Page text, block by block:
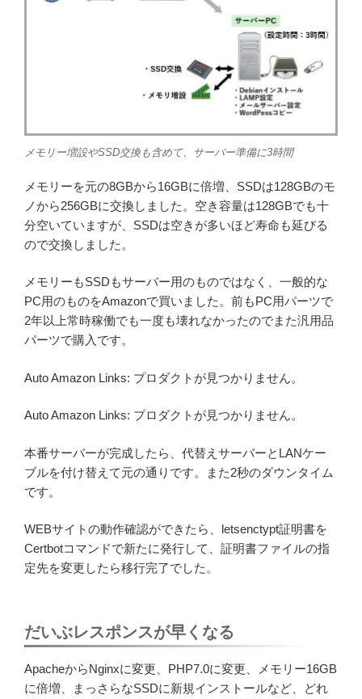
メモリー増設やSSD交換も含めて、サーバー準備に3時間
メモリーを元の8GBから16GBに倍増、SSDは128GBのモ
ノから256GBに交換しました。空き容量は128GBでも十
分空いていますが、SSDは空きが多いほど寿命も延びる
ので交換しました。
メモリーもSSDもサーバー用のものではなく、一般的な
PC用のものをAmazonで買いました。前もPC用パーツで
2年以上常時稼働でも一度も壊れなかったのでまた汎用品
パーツで購入です。
Auto Amazon Links: プロダクトが見つかりません。
Auto Amazon Links: プロダクトが見つかりません。
本番サーバーが完成したら、代替えサーバーとLANケー
ブルを付け替えて元の通りです。また2秒のダウンタイム
です。
WEBサイトの動作確認ができたら、letsenctypt証明書を
Certbotコマンドで新たに発行して、証明書ファイルの指
定先を変更したら移行完了でした。
だいぶレスポンスが早くなる
ApacheからNginxに変更、PHP7.0に変更、メモリー16GB
に倍増、まっさらなSSDに新規インストールなど、どれ